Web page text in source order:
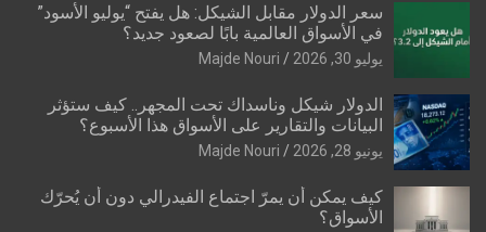
سعر الدولار مقابل الشيكل: هل يفتح “يوليو الأسود”
في الأسواق العالمية بابًا لصعود جديد؟
يوليو 30, 2026 Majde Nouri
الدولار شيكل وناسداك تحت المجهر.. كيف ستؤثر
البيانات والتقارير على الأسواق هذا الأسبوع؟
يونيو 28, 2026 Majde Nouri
كيف يمكن أن يمرّ اجتماع الفيدرالي دون أن يُحرّك
الأسواق؟